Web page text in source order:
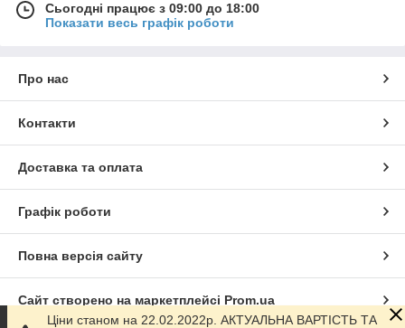
Сьогодні працює з 09:00 до 18:00
Показати весь графік роботи
Про нас
Контакти
Доставка та оплата
Графік роботи
Повна версія сайту
Сайт створено на маркетплейсі Prom.ua
Ціни станом на 22.02.2022р. АКТУАЛЬНА ВАРТІСТЬ ТА